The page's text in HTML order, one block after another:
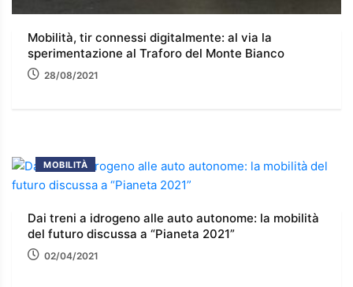
Mobilità, tir connessi digitalmente: al via la
sperimentazione al Traforo del Monte Bianco
28/08/2021
MOBILITÀ
Dai treni a idrogeno alle auto autonome: la mobilità
del futuro discussa a “Pianeta 2021”
02/04/2021